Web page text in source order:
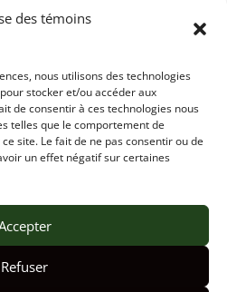
des témoins
nous utilisons des technologies
stocker et/ou accéder aux
de consentir à ces technologies nous
telles que le comportement de
site. Le fait de ne pas consentir ou de
un effet négatif sur certaines
Refuser
de loi no 14 – Loi sur les
et confidentialité
et des adhésions
de témoins